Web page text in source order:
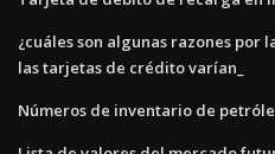
¿cuáles son algunas razones por
las tarjetas de crédito varían_
Números de inventario de